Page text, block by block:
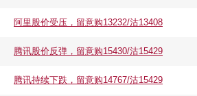
阿里股价受压，留意购13232/沽13408
腾讯股价反弹，留意购15430/沽15429
腾讯持续下跌，留意购14767/沽15429